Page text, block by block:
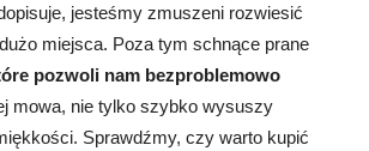
jesteśmy zmuszeni rozwiesić
miejsca. Poza tym schnące prane
pozwoli nam bezproblemowo
mowa, nie tylko szybko wysuszy
Sprawdźmy, czy warto kupić